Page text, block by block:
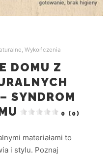
Wykończenia
DOMU Z
SYNDROM
0 (0)
materiałami to
i stylu. Poznaj